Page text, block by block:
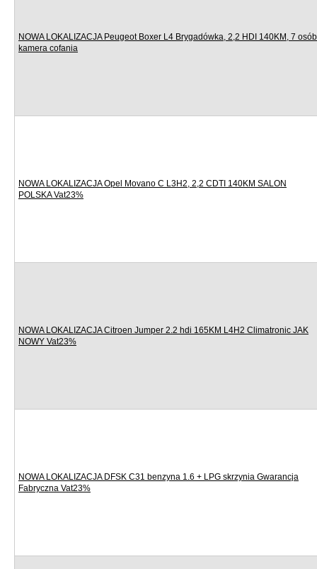
NOWA LOKALIZACJA Peugeot Boxer L4 Brygadówka, 2,2 HDI 140KM, 7
kamera cofania
NOWA LOKALIZACJA Opel Movano C L3H2, 2,2 CDTI 140KM SALON
POLSKA Vat23%
NOWA LOKALIZACJA Citroen Jumper 2.2 hdi 165KM L4H2 Climatronic JAK
NOWY Vat23%
NOWA LOKALIZACJA DFSK C31 benzyna 1.6 + LPG skrzynia Gwarancja
Fabryczna Vat23%